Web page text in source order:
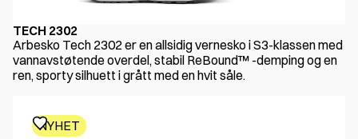
TECH 2302
Arbesko Tech 2302 er en allsidig vernesko i S3-klassen med
vannavstøtende overdel, stabil ReBound™ -demping og en
ren, sporty silhuett i grått med en hvit såle.
NYHET